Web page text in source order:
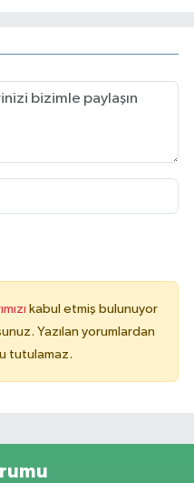
kabul etmiş bulunuyor
Yazılan yorumlardan
tutulamaz.